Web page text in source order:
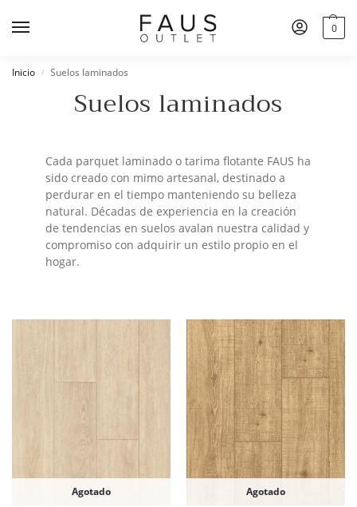
0
Inicio / Suelos laminados
Suelos laminados
Cada parquet laminado o tarima flotante FAUS ha
sido creado con mimo artesanal, destinado a
perdurar en el tiempo manteniendo su belleza
natural. Décadas de experiencia en la creación
de tendencias en suelos avalan nuestra calidad y
compromiso con adquirir un estilo propio en el
hogar.
Agotado Agotado